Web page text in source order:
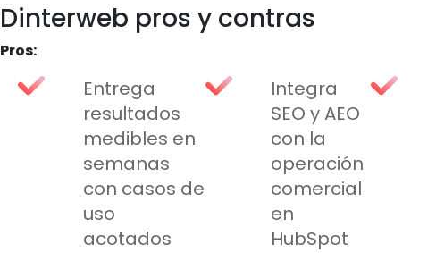
Dinterweb pros y contras
Pros:
Entrega
resultados
medibles en
semanas
con casos de
uso
acotados
Integra
SEO y AEO
con la
operación
comercial
en
HubSpot